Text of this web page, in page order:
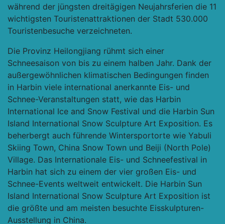
während der jüngsten dreitägigen Neujahrsferien die 11
wichtigsten Touristenattraktionen der Stadt 530.000
Touristenbesuche verzeichneten.
Die Provinz Heilongjiang rühmt sich einer
Schneesaison von bis zu einem halben Jahr. Dank der
außergewöhnlichen klimatischen Bedingungen finden
in Harbin viele international anerkannte Eis- und
Schnee-Veranstaltungen statt, wie das Harbin
International Ice and Snow Festival und die Harbin Sun
Island International Snow Sculpture Art Exposition. Es
beherbergt auch führende Wintersportorte wie Yabuli
Skiing Town, China Snow Town und Beiji (North Pole)
Village. Das Internationale Eis- und Schneefestival in
Harbin hat sich zu einem der vier großen Eis- und
Schnee-Events weltweit entwickelt. Die Harbin Sun
Island International Snow Sculpture Art Exposition ist
die größte und am meisten besuchte Eisskulpturen-
Ausstellung in China.